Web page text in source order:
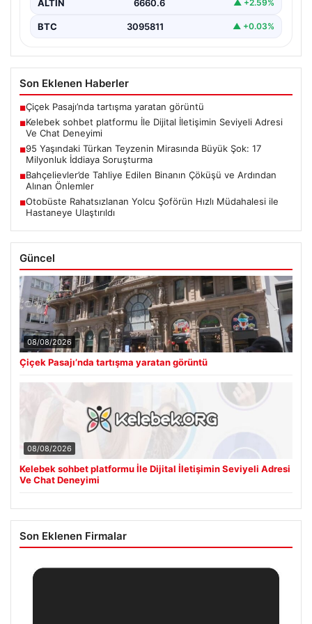
ALTIN 6660.6 ▲ +2.59%
BTC 3095811 ▲ +0.03%
Son Eklenen Haberler
■Çiçek Pasajı’nda tartışma yaratan görüntü
■Kelebek sohbet platformu İle Dijital İletişimin Seviyeli Adresi
Ve Chat Deneyimi
■95 Yaşındaki Türkan Teyzenin Mirasında Büyük Şok: 17
Milyonluk İddiaya Soruşturma
■Bahçelievler’de Tahliye Edilen Binanın Çöküşü ve Ardından
Alınan Önlemler
■Otobüste Rahatsızlanan Yolcu Şoförün Hızlı Müdahalesi ile
Hastaneye Ulaştırıldı
Güncel
08/08/2026
Çiçek Pasajı’nda tartışma yaratan görüntü
08/08/2026
Kelebek sohbet platformu İle Dijital İletişimin Seviyeli Adresi
Ve Chat Deneyimi
Son Eklenen Firmalar